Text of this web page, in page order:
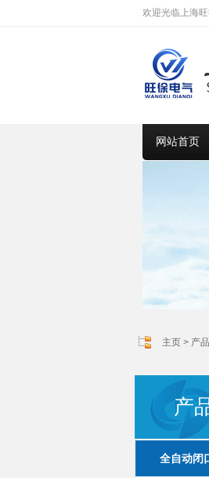
欢迎光临上海
网站首页
主页 > 产
产
全自动闭